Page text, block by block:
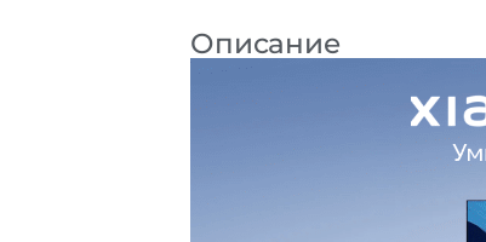
Описание